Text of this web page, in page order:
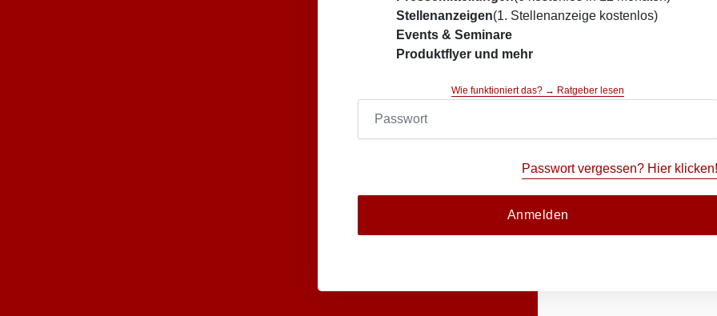
Stellenanzeigen(1. Stellenanzeige kostenlos)
Events & Seminare
Produktflyer und mehr
Wie funktioniert das? → Ratgeber lesen
Passwort vergessen? Hier klicken!
Anmelden